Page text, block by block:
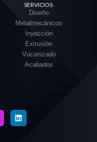
SERVICIOS
Diseño
Metalmecánicos
Inyección
Extrusión
Vucanizado
Acabados